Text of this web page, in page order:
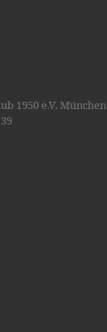
1950 e.V. München